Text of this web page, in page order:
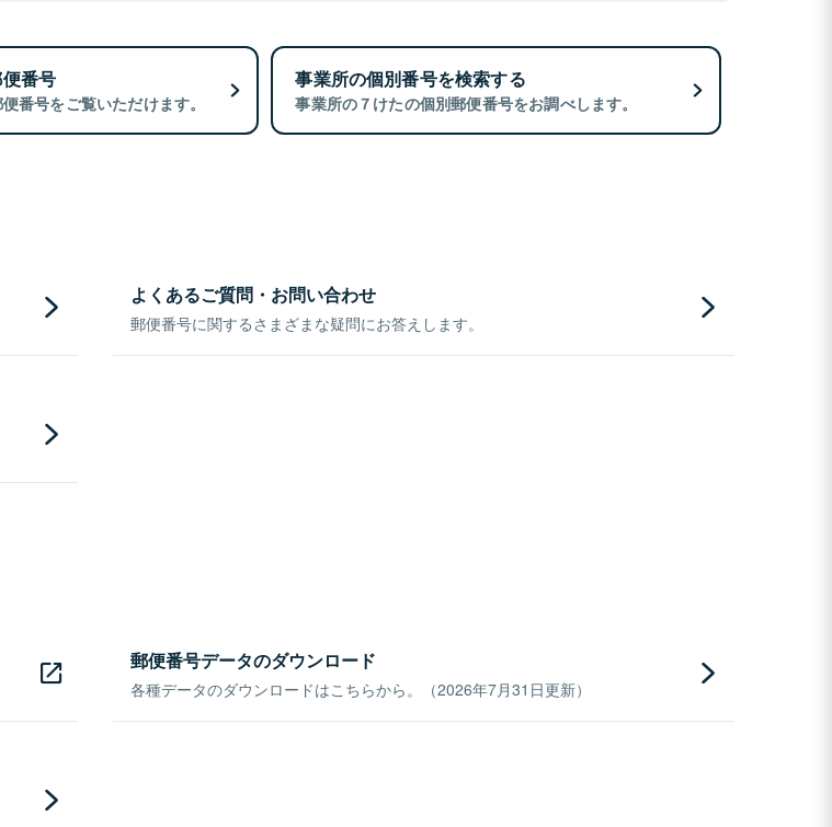
番号
番号をご覧いただけます。
事業所の個別番号を検索する
事業所の７けたの個別郵便番号をお調べします。
よくあるご質問・お問い合わせ
郵便番号に関するさまざまな疑問にお答えします。
郵便番号データのダウンロード
各種データのダウンロードはこちらから。（2026年7月31日更新）